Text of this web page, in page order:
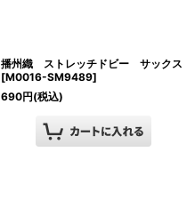
播州織 ストレッチドビー サックス
[M0016-SM9489]
690円(税込)